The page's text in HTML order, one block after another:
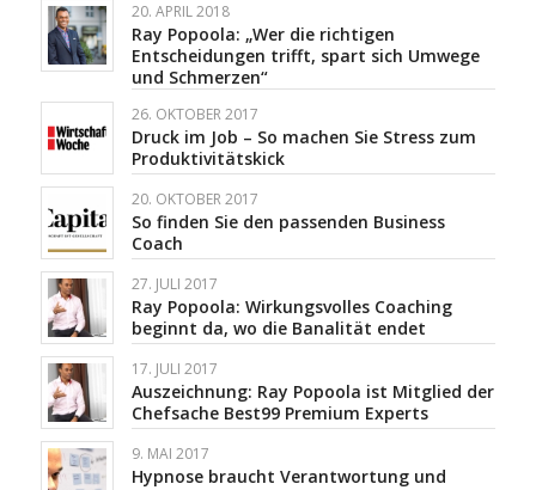
20. APRIL 2018
Ray Popoola: „Wer die richtigen
Entscheidungen trifft, spart sich Umwege
und Schmerzen“
26. OKTOBER 2017
Druck im Job – So machen Sie Stress zum
Produktivitätskick
20. OKTOBER 2017
So finden Sie den passenden Business
Coach
27. JULI 2017
Ray Popoola: Wirkungsvolles Coaching
beginnt da, wo die Banalität endet
17. JULI 2017
Auszeichnung: Ray Popoola ist Mitglied der
Chefsache Best99 Premium Experts
9. MAI 2017
Hypnose braucht Verantwortung und